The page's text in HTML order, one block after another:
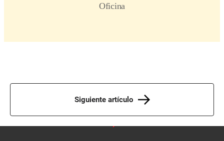
Siguiente artículo